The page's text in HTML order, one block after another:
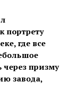
портрету
где все
через призму
завода,